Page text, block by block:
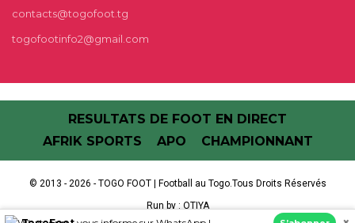
contacts@togofoot.tg
togofootinfo2@gmail.com
RESULTATS DE FOOT EN DIRECT
AFRIK SPORTS
APO CHAMPIONNANT
© 2013 - 2026 - TOGO FOOT | Football au Togo.Tous Droits Réservés
Run by : OTIYA